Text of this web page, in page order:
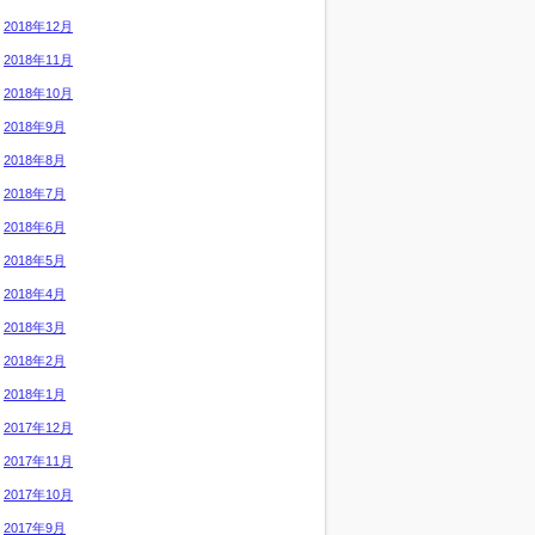
2018年12月
2018年11月
2018年10月
2018年9月
2018年8月
2018年7月
2018年6月
2018年5月
2018年4月
2018年3月
2018年2月
2018年1月
2017年12月
2017年11月
2017年10月
2017年9月